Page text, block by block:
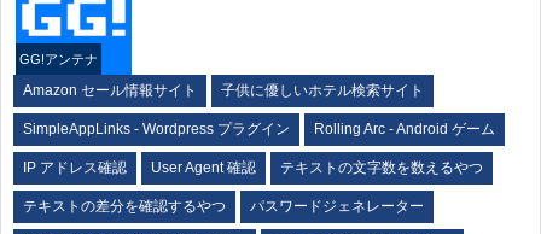
GG!アンテナ
Amazon セール情報サイト 子供に優しいホテル検索サイト
SimpleAppLinks - Wordpress プラグイン Rolling Arc - Android ゲーム
IP アドレス確認 User Agent 確認 テキストの文字数を数えるやつ
テキストの差分を確認するやつ パスワードジェネレーター